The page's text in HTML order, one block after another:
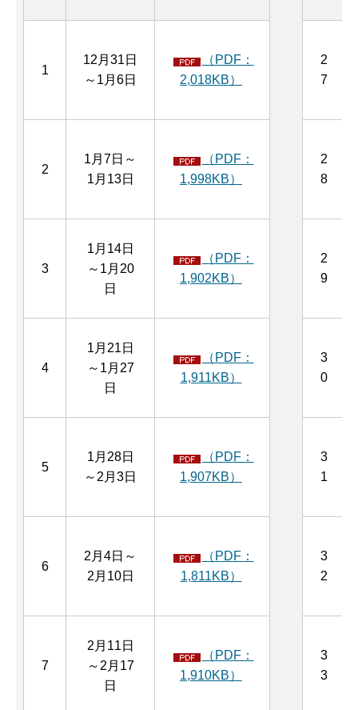
1
12月31日
～1月6日
（PDF：
2,018KB）
2
7
2
1月7日～
1月13日
（PDF：
1,998KB）
2
8
3
1月14日
～1月20
日
（PDF：
1,902KB）
2
9
4
1月21日
～1月27
日
（PDF：
1,911KB）
3
0
5
1月28日
～2月3日
（PDF：
1,907KB）
3
1
6
2月4日～
2月10日
（PDF：
1,811KB）
3
2
7
2月11日
～2月17
日
（PDF：
1,910KB）
3
3